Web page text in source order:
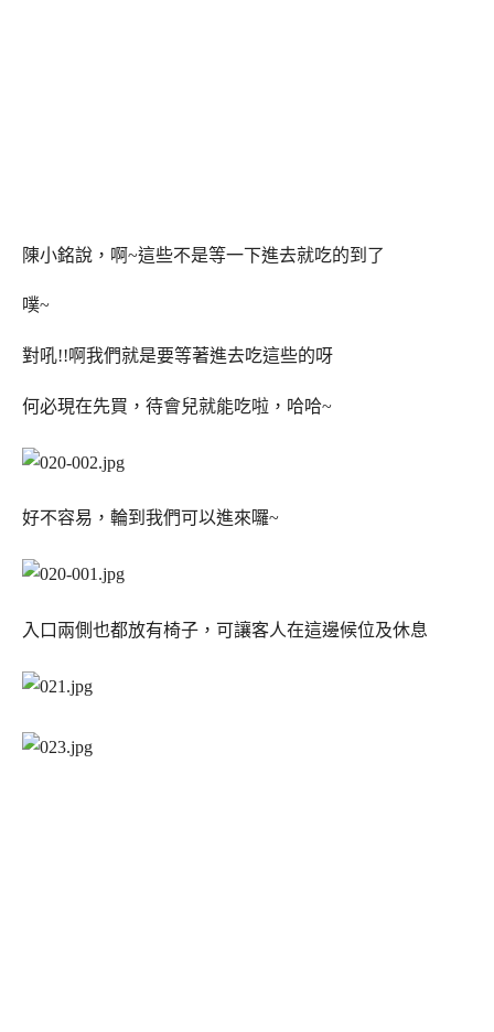
陳小銘說，啊~這些不是等一下進去就吃的到了
噗~
對吼!!啊我們就是要等著進去吃這些的呀
何必現在先買，待會兒就能吃啦，哈哈~
好不容易，輪到我們可以進來囉~
入口兩側也都放有椅子，可讓客人在這邊候位及休息